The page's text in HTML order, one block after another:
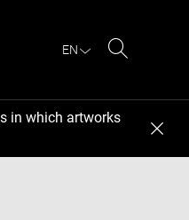
EN
in which artworks